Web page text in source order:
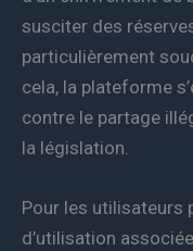
susciter des
particulièrement
cela, la plateforme
contre le partage
la législation.
Pour les utilisateurs
d’utilisation